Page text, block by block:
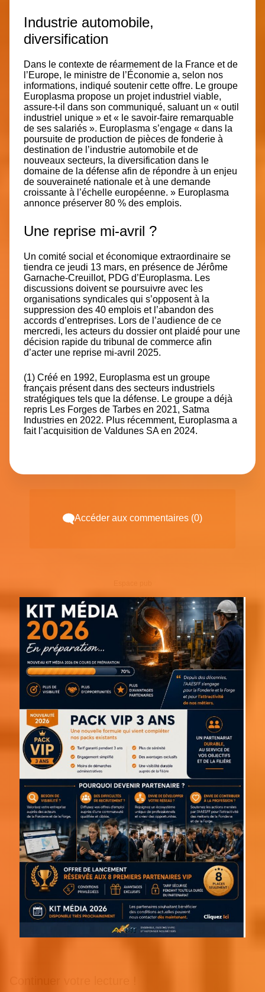
Industrie automobile,
diversification
Dans le contexte de réarmement de la France et de
l’Europe, le ministre de l’Économie a, selon nos
informations, indiqué soutenir cette offre. Le groupe
Europlasma propose un projet industriel viable,
assure-t-il dans son communiqué, saluant un « outil
industriel unique » et« le savoir-faire remarquable
de ses salariés ». Europlasma s’engage « dans la
poursuite de production de pièces de fonderie à
destination de l’industrie automobile et de
nouveaux secteurs, la diversification dans le
domaine de la défense afin de répondre à un enjeu
de souveraineté nationale et à une demande
croissante à l’échelle européenne. » Europlasma
annonce préserver 80 % des emplois.
Une reprise mi-avril ?
Un comité social et économique extraordinaire se
tiendra ce jeudi 13 mars, en présence de Jérôme
Garnache-Creuillot, PDG d’Europlasma. Les
discussions doivent se poursuivre avec les
organisations syndicales qui s’opposent à la
suppression des 40 emplois et l’abandon des
accords d’entreprises. Lors de l’audience de ce
mercredi, les acteurs du dossier ont plaidé pour une
décision rapide du tribunal de commerce afin
d’acter une reprise mi-avril 2025.
(1) Créé en 1992, Europlasma est un groupe
français présent dans des secteurs industriels
stratégiques tels que la défense. Le groupe a déjà
repris Les Forges de Tarbes en 2021, Satma
Industries en 2022. Plus récemment, Europlasma a
fait l’acquisition de Valdunes SA en 2024.
Accéder aux commentaires (0)